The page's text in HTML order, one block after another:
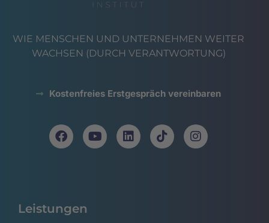
WIE MENSCHEN UND UNTERNEHMEN WEITER
WACHSEN (DURCH VERANTWORTUNG)
Kostenfreies Erstgespräch vereinbaren
Leistungen